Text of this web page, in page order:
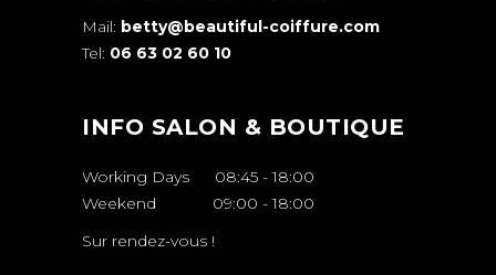
Mail: betty@beautiful-coiffure.com
Tel: 06 63 02 60 10
INFO SALON & BOUTIQUE
Working Days 08:45 - 18:00
Weekend
09:00 - 18:00
Sur rendez-vous !